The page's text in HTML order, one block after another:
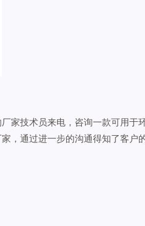
家技术员来电，咨询一款可用于
，通过进一步的沟通得知了客户